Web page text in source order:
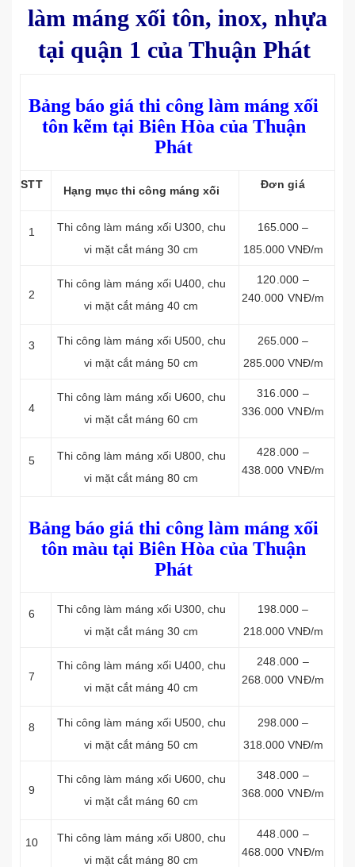
làm máng xối tôn, inox, nhựa
tại quận 1 của Thuận Phát
Bảng báo giá thi công làm máng xối
tôn kẽm tại Biên Hòa của Thuận
Phát
STT Hạng mục thi công máng xối Đơn giá
1 Thi công làm máng xối U300, chu
vi mặt cắt máng 30 cm
165.000 –
185.000 VNĐ/m
2
Thi công làm máng xối U400, chu
vi mặt cắt máng 40 cm
120.000 –
240.000 VNĐ/m
3 Thi công làm máng xối U500, chu
vi mặt cắt máng 50 cm
265.000 –
285.000 VNĐ/m
4
Thi công làm máng xối U600, chu
vi mặt cắt máng 60 cm
316.000 –
336.000 VNĐ/m
5 Thi công làm máng xối U800, chu
vi mặt cắt máng 80 cm
428.000 –
438.000 VNĐ/m
Bảng báo giá thi công làm máng xối
tôn màu tại Biên Hòa của Thuận
Phát
6 Thi công làm máng xối U300, chu
vi mặt cắt máng 30 cm
198.000 –
218.000 VNĐ/m
7
Thi công làm máng xối U400, chu
vi mặt cắt máng 40 cm
248.000 –
268.000 VNĐ/m
8 Thi công làm máng xối U500, chu
vi mặt cắt máng 50 cm
298.000 –
318.000 VNĐ/m
9
Thi công làm máng xối U600, chu
vi mặt cắt máng 60 cm
348.000 –
368.000 VNĐ/m
10 Thi công làm máng xối U800, chu
vi mặt cắt máng 80 cm
448.000 –
468.000 VNĐ/m